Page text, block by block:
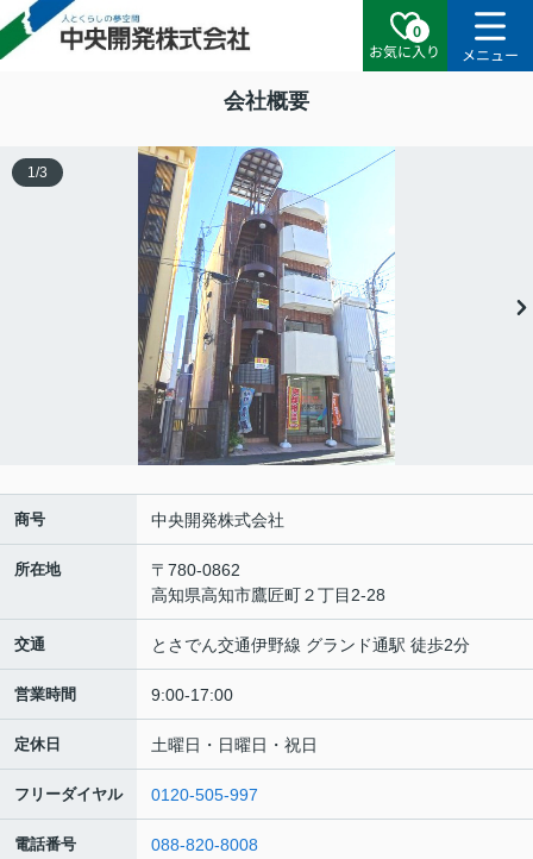
0
お気に入り
メニュー
会社概要
1 /3
商号 中央開発株式会社
所在地
〒780-0862
高知県高知市鷹匠町２丁目2-28
交通 とさでん交通伊野線 グランド通駅 徒歩2分
営業時間 9:00-17:00
定休日 土曜日・日曜日・祝日
フリーダイヤル 0120-505-997
電話番号 088-820-8008